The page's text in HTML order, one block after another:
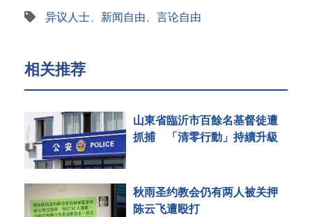
异议人士、 新闻自由、 言论自由
相关推荐
山東省臨沂市百餘名基督徒遭
抓捕 「清零行動」持續升級
秋雨圣约教会仍有两人被关押
陈云飞遭殴打